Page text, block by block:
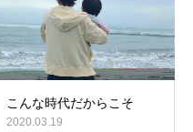
こんな時代だからこそ
2020.03.19